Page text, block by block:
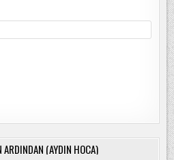
ARDINDAN (AYDIN HOCA)